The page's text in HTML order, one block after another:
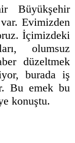
Büyükşehir
Evimizden
İçimizdeki
olumsuz
düzeltmek
burada iş
Bu emek bu
konuştu.